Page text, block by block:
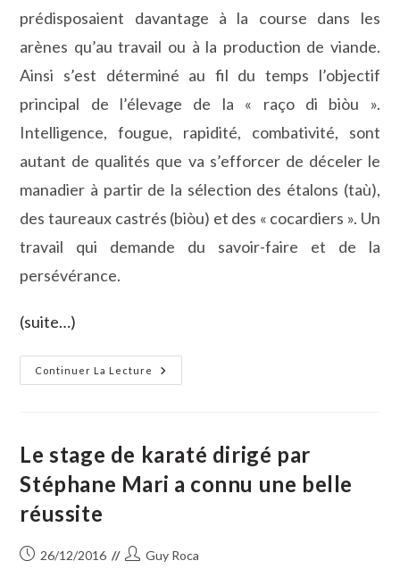
prédisposaient davantage à la course dans les
arènes qu’au travail ou à la production de viande.
Ainsi s’est déterminé au fil du temps l’objectif
principal de l’élevage de la « raço di biòu ».
Intelligence, fougue, rapidité, combativité, sont
autant de qualités que va s’efforcer de déceler le
manadier à partir de la sélection des étalons (taù),
des taureaux castrés (biòu) et des « cocardiers ». Un
travail qui demande du savoir-faire et de la
persévérance.
(suite…)
Continuer La Lecture
Le
Les
De
L’authenticité
Blatière,
Le stage de karaté dirigé par
Stéphane Mari a connu une belle
réussite
Publication
26/12/2016
Auteur/autrice
Guy Roca